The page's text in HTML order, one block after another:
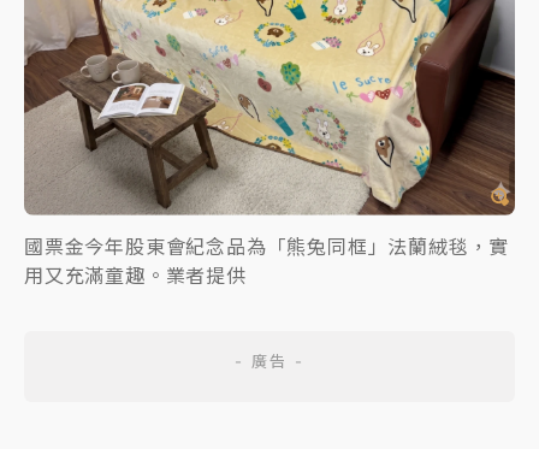
國票金今年股東會紀念品為「熊兔同框」法蘭絨毯，實
用又充滿童趣。業者提供